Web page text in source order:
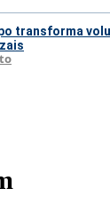
transforma